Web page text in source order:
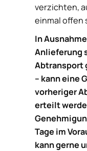
verzichten,
einmal offen
In
Anlieferung
Abtransport
– kann eine
vorheriger
erteilt
Tage im
kann gerne